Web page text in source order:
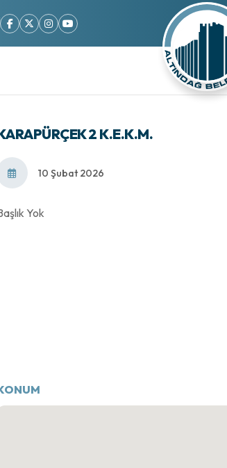
2 K.E.K.M.
10 Şubat 2026
Yok